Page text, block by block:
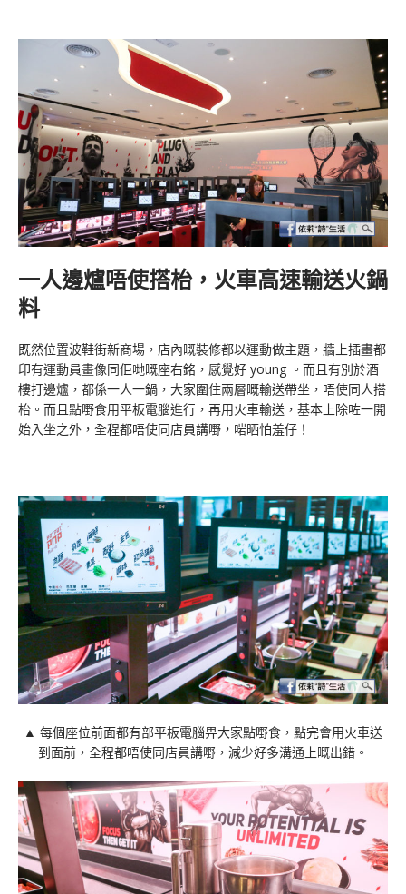
一人邊爐唔使搭枱，火車高速輸送火鍋
料
既然位置波鞋街新商場，店內嘅裝修都以運動做主題，牆上插畫都
印有運動員畫像同佢哋嘅座右銘，感覺好 young 。而且有別於酒
樓打邊爐，都係一人一鍋，大家圍住兩層嘅輸送帶坐，唔使同人搭
枱。而且點嘢食用平板電腦進行，再用火車輸送，基本上除咗一開
始入坐之外，全程都唔使同店員講嘢，啱晒怕羞仔！
▲ 每個座位前面都有部平板電腦畀大家點嘢食，點完會用火車送
到面前，全程都唔使同店員講嘢，減少好多溝通上嘅出錯。